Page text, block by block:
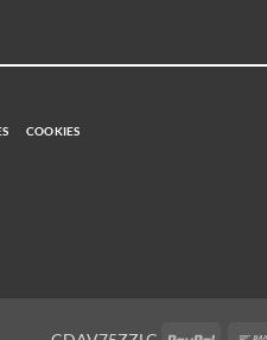
COOKIES